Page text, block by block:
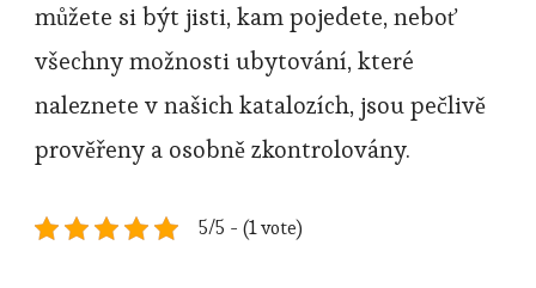
můžete si být jisti, kam pojedete, neboť
všechny možnosti ubytování, které
naleznete v našich katalozích, jsou pečlivě
prověřeny a osobně zkontrolovány.
5/5 - (1 vote)